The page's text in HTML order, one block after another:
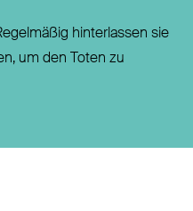
hinterlassen sie
um den Toten zu